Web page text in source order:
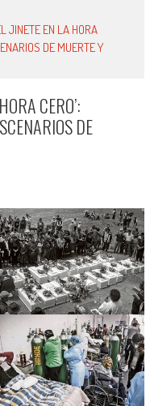
JINETE EN LA HORA
DE MUERTE Y
CERO’:
DE